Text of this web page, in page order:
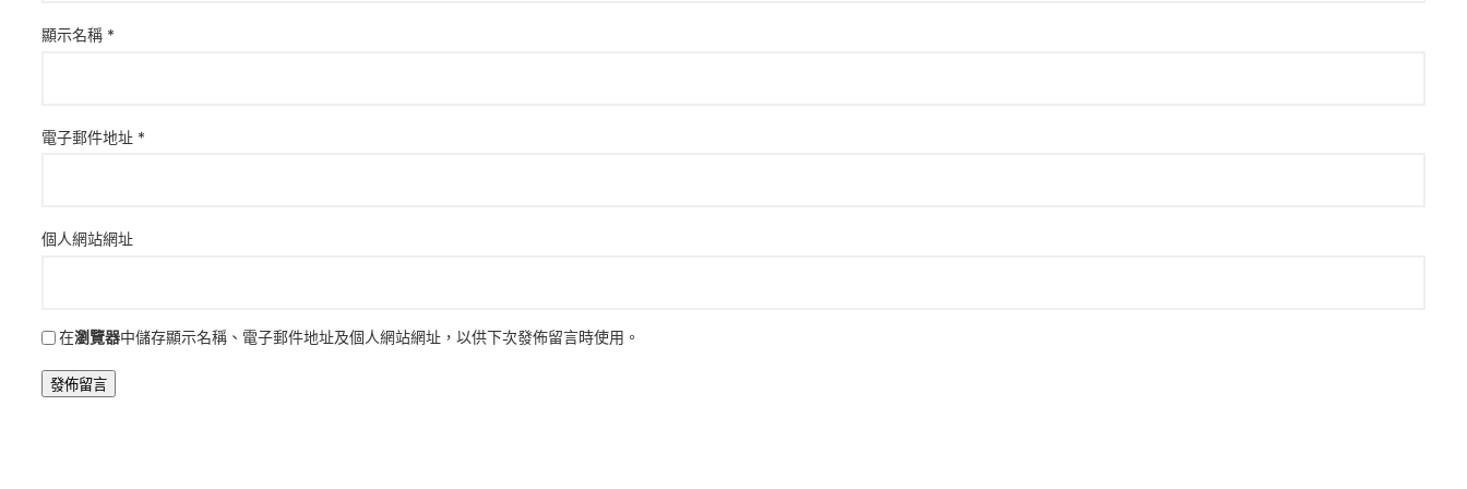
顯示名稱 *
電子郵件地址 *
個人網站網址
在瀏覽器中儲存顯示名稱、電子郵件地址及個人網站網址，以供下次發佈留言時使用。